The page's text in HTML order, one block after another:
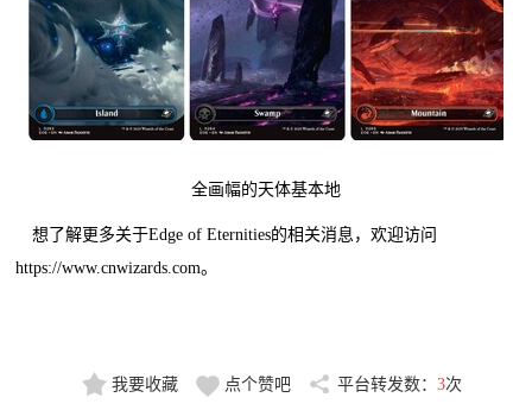
全画幅的天体基本地
想了解更多关于Edge of Eternities的相关消息，欢迎访问
https://www.cnwizards.com。
我要收藏 点个赞吧 平台转发数： 3次